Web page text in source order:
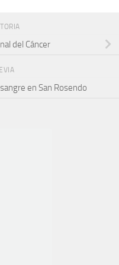
del Cáncer
en San Rosendo